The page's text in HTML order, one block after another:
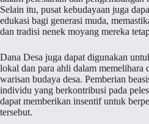
Selain itu, pusat kebudayaan juga
edukasi bagi generasi muda,
dan tradisi nenek moyang mereka
Dana Desa juga dapat digunakan
lokal dan para ahli dalam memelihara
warisan budaya desa. Pemberian
individu yang berkontribusi pada
dapat memberikan insentif untuk
tersebut.